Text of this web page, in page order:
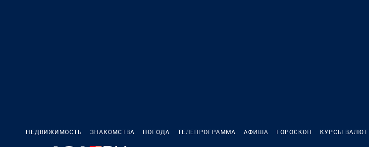
НЕДВИЖИМОСТЬ ЗНАКОМСТВА ПОГОДА ТЕЛЕПРОГРАММА АФИША ГОРОСКОП КУРСЫ ВАЛЮТ